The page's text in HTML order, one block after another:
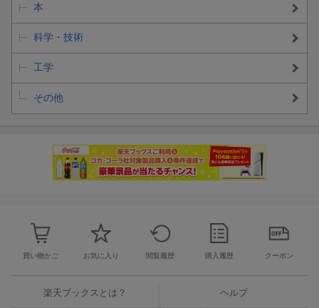
本
科学・技術
工学
その他
買い物かご お気に入り 閲覧履歴 購入履歴 クーポン
楽天ブックスとは？ ヘルプ